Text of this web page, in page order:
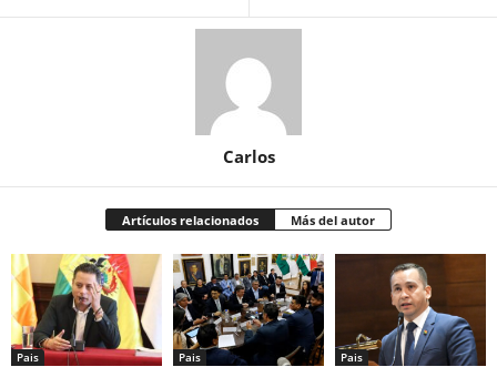
Carlos
Artículos relacionados Más del autor
Pais Pais Pais